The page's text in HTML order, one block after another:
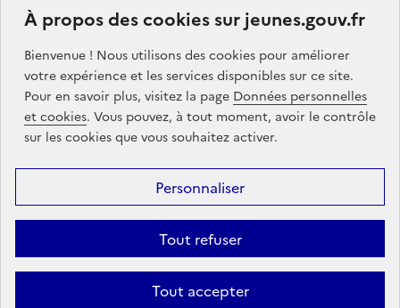
les politiques de jeunesse du Ministère des sports, de
la jeunesse et de la vie associative.
Partners
info.gouv.fr service-public.gouv.fr legifrance.gouv.fr
data.gouv.fr
Mentions légales Accessibilité : partiellement conforme
Données
Sauf mention contraire, tous les contenus de ce site sont sous
À propos des cookies sur jeunes.gouv.fr
Bienvenue ! Nous utilisons des cookies pour améliorer
votre expérience et les services disponibles sur ce site.
Pour en savoir plus, visitez la page Données personnelles
et cookies. Vous pouvez, à tout moment, avoir le contrôle
sur les cookies que vous souhaitez activer.
Tout accepter
Tout refuser
Personnaliser